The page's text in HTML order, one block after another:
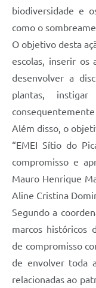
biodiversidade e
como o
O objetivo desta
escolas, inserir os
desenvolver a
plantas,
Além disso, o
“EMEI Sítio do
compromisso e
Mauro Henrique
Aline Cristina
Segundo a
marcos históricos
de compromisso
de envolver toda
relacionadas ao